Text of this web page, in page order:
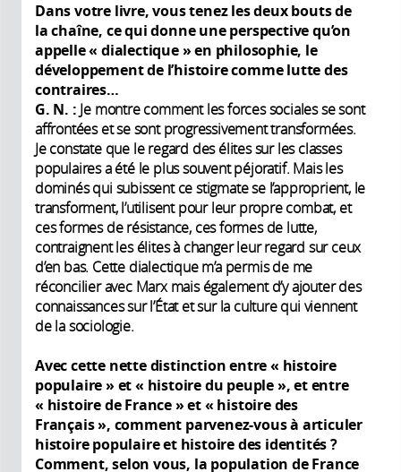
Dans votre livre, vous tenez les deux bouts de
la chaîne, ce qui donne une perspective qu’on
appelle « dialectique» en philosophie, le
développement de l’histoire comme lutte des
contraires…
G. N. : Je montre comment les forces sociales se sont
affrontées et se sont progressivement transformées.
Je constate que le regard des élites sur les classes
populaires a été le plus souvent péjoratif. Mais les
dominés qui subissent ce stigmate se l’approprient, le
transforment, l’utilisent pour leur propre combat, et
ces formes de résistance, ces formes de lutte,
contraignent les élites à changer leur regard sur ceux
d’en bas. Cette dialectique m’a permis de me
réconcilier avec Marx mais également d’y ajouter des
connaissances sur l’État et sur la culture qui viennent
de la sociologie.
Avec cette nette distinction entre « histoire
populaire » et « histoire du peuple », et entre
« histoire de France» et « histoire des
Français», comment parvenez-vous à articuler
histoire populaire et histoire des identités ?
Comment, selon vous, la population de France